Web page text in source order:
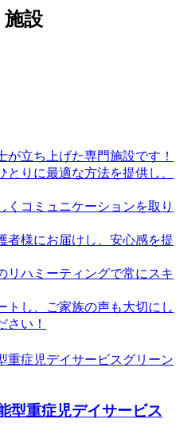
設
が立ち上げた専門施設です！
りに最適な方法を提供し、
くコミュニケーションを取り
者様にお届けし、安心感を提
リハミーティングで常にスキ
トし、ご家族の声も大切にし
さい！
型重症児デイサービス